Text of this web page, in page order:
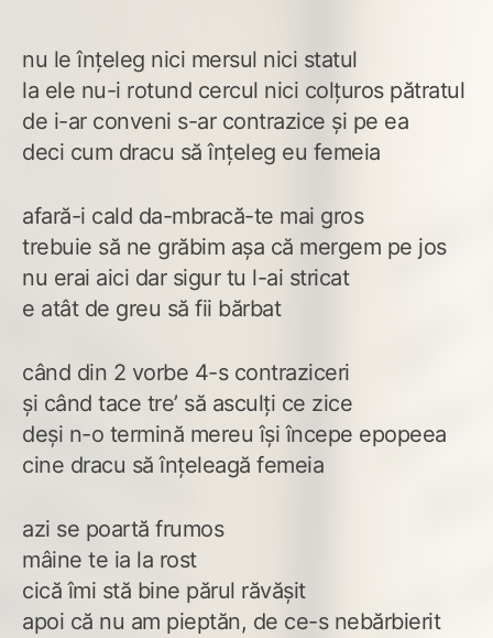
nu le înțeleg nici mersul nici statul
la ele nu-i rotund cercul nici colțuros pătratul
de i-ar conveni s-ar contrazice și pe ea
deci cum dracu să înțeleg eu femeia
afară-i cald da-mbracă-te mai gros
trebuie să ne grăbim așa că mergem pe jos
nu erai aici dar sigur tu l-ai stricat
e atât de greu să fii bărbat
când din 2 vorbe 4-s contraziceri
și când tace tre’ să asculți ce zice
deși n-o termină mereu își începe epopeea
cine dracu să înțeleagă femeia
azi se poartă frumos
mâine te ia la rost
cică îmi stă bine părul răvășit
apoi că nu am pieptăn, de ce-s nebărbierit